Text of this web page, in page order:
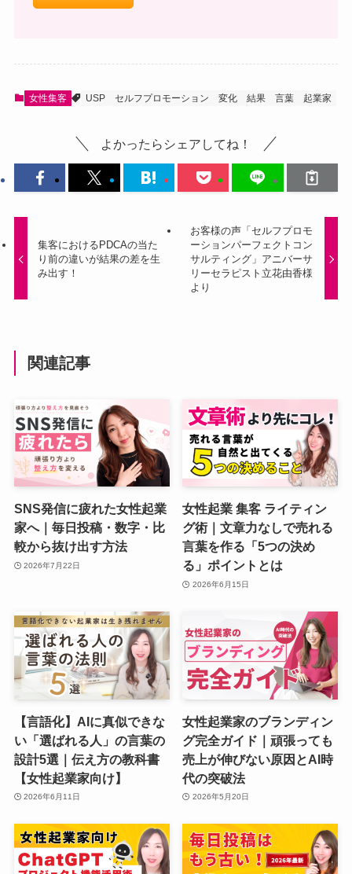
女性集客 USP セルフプロモーション 変化 結果 言葉 起業家
よかったらシェアしてね！
集客におけるPDCAの当た
り前の違いが結果の差を生
み出す！
お客様の声「セルフプロモ
ーションパーフェクトコン
サルティング」アニバーサ
リーセラピスト立花由香様
より
関連記事
SNS発信に疲れた女性起業
家へ｜毎日投稿・数字・比
較から抜け出す方法
2026年7月22日
女性起業 集客 ライティン
グ術｜文章力なしで売れる
言葉を作る「5つの決め
る」ポイントとは
2026年6月15日
【言語化】AIに真似できな
い「選ばれる人」の言葉の
設計5選｜伝え方の教科書
【女性起業家向け】
2026年6月11日
女性起業家のブランディン
グ完全ガイド｜頑張っても
売上が伸びない原因とAI時
代の突破法
2026年5月20日